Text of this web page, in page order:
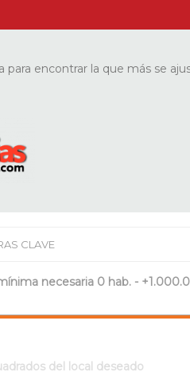
para encontrar la que más se
necesaria 0 hab. -
del local deseado